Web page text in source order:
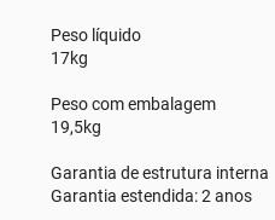
Peso líquido
17kg
Peso com embalagem
19,5kg
Garantia de estrutura interna
Garantia estendida: 2 anos